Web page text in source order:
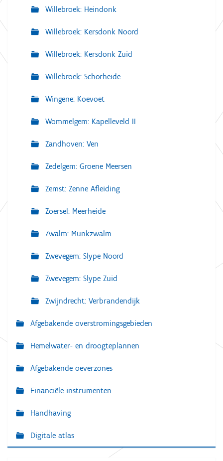
Willebroek: Heindonk
Willebroek: Kersdonk Noord
Willebroek: Kersdonk Zuid
Willebroek: Schorheide
Wingene: Koevoet
Wommelgem: Kapelleveld II
Zandhoven: Ven
Zedelgem: Groene Meersen
Zemst: Zenne Afleiding
Zoersel: Meerheide
Zwalm: Munkzwalm
Zwevegem: Slype Noord
Zwevegem: Slype Zuid
Zwijndrecht: Verbrandendijk
Afgebakende overstromingsgebieden
Hemelwater- en droogteplannen
Afgebakende oeverzones
Financiële instrumenten
Handhaving
Digitale atlas